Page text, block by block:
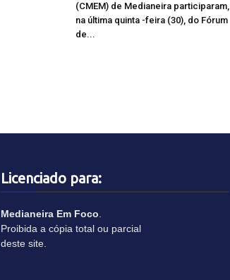
(CMEM) de Medianeira participaram,
na última quinta -feira (30), do Fórum
de...
Licenciado para:
Medianeira Em Foco
Proibida a cópia total ou parcial
deste site.